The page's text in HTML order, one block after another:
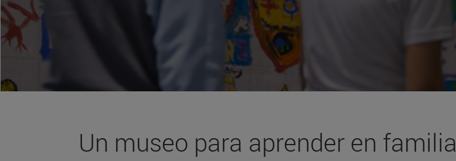
Un museo para aprender en familia